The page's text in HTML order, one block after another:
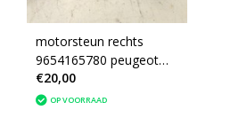
motorsteun rechts
9654165780 peugeot
207 (1839F5)
€20,00
OP VOORRAAD